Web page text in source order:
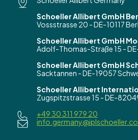
Schoeller Allibert GmbH
Vossstrasse 20 - DE-10117
Schoeller Allibert GmbH
Adolf-Thomas-Straße 15 -
Schoeller Allibert GmbH
Sacktannen - DE-19057
Schoeller Allibert
Zugspitzstrasse 15 - DE-
+49 30 311 979 20